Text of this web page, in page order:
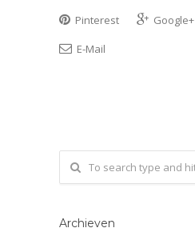
Pinterest
Google+
E-Mail
Archieven